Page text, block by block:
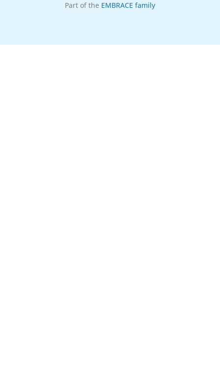
Part of the EMBRACE family